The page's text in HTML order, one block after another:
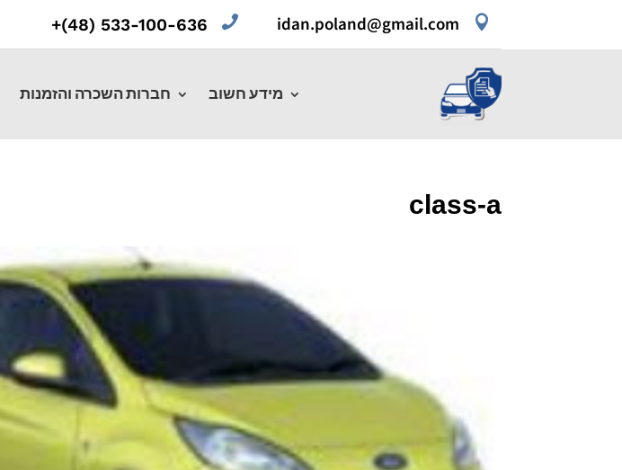

idan.poland@gmail.com

533-100-636 (48)+
מידע חשוב חברות השכרה והזמנות
class-a